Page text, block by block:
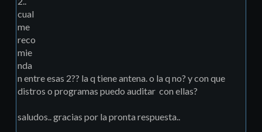
cual
me
reco
mie
nda
n entre esas 2?? la q tiene antena. o la q no? y con que
distros o programas puedo auditar con ellas?
saludos.. gracias por la pronta respuesta..